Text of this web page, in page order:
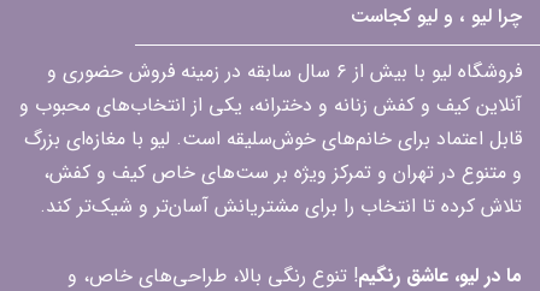
چرا لیو ، و لیو کجاست
فروشگاه لیو با بیش از ۶ سال سابقه در زمینه فروش حضوری و
آنلاین کیف و کفش زنانه و دخترانه، یکی از انتخاب‌های محبوب و
قابل اعتماد برای خانم‌های خوش‌سلیقه است. لیو با مغازه‌ای بزرگ
و متنوع در تهران و تمرکز ویژه بر ست‌های خاص کیف و کفش،
تلاش کرده تا انتخاب را برای مشتریانش آسان‌تر و شیک‌تر کند.
ما در لیو، عاشق رنگیم! تنوع رنگی بالا، طراحی‌های خاص، و